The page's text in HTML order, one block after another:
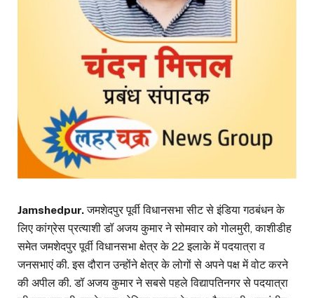
Jamshedpur.जमशेदपुर पूर्वी विधानसभा सीट से इंडिया गठबंधन के
लिए कांग्रेस प्रत्याशी डॉ अजय कुमार ने सोमवार को गोलमुरी, काशीडीह
समेत जमशेदपुर पूर्वी विधानसभा क्षेत्र के 22 इलाके में पदयात्रा व
जनसभाएं की. इस दौरान उन्होंने क्षेत्र के लोगों से अपने पक्ष में वोट करने
की अपील की. डॉ अजय कुमार ने सबसे पहले विद्यापतिनगर से पदयात्रा